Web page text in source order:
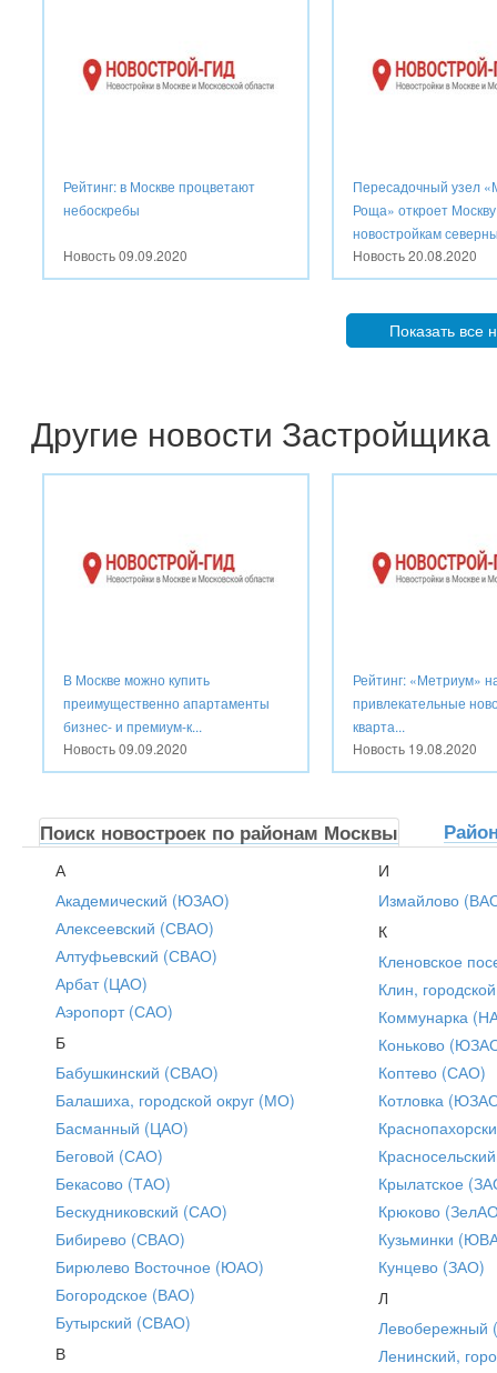
Рейтинг: в Москве процветают
небоскребы
Новость09.09.2020
Пересадочный узел
Роща» откроет Москву
новостройкам
Новость20.08.2020
Показать все
Другие новости Застройщика
В Москве можно купить
преимущественно апартаменты
бизнес- и премиум-к...
Новость09.09.2020
Рейтинг: «Метриум»
привлекательные
кварта...
Новость 19.08.2020
Поиск новостроек по районам Москвы
А
Академический (ЮЗАО)
Алексеевский (СВАО)
Алтуфьевский (СВАО)
Арбат (ЦАО)
Аэропорт (САО)
Б
Бабушкинский (СВАО)
Балашиха, городской округ (МО)
Басманный (ЦАО)
Беговой (САО)
Бекасово (ТАО)
Бескудниковский (САО)
Бибирево (СВАО)
Бирюлево Восточное (ЮАО)
Богородское (ВАО)
Бутырский (СВАО)
В
И
Измайлово
К
Кленовское
Клин,
Коммунарка
Коньково
Коптево (САО)
Котловка
Крылатское
Крюково
Кузьминки
Кунцево (ЗАО)
Л
Ленинский,